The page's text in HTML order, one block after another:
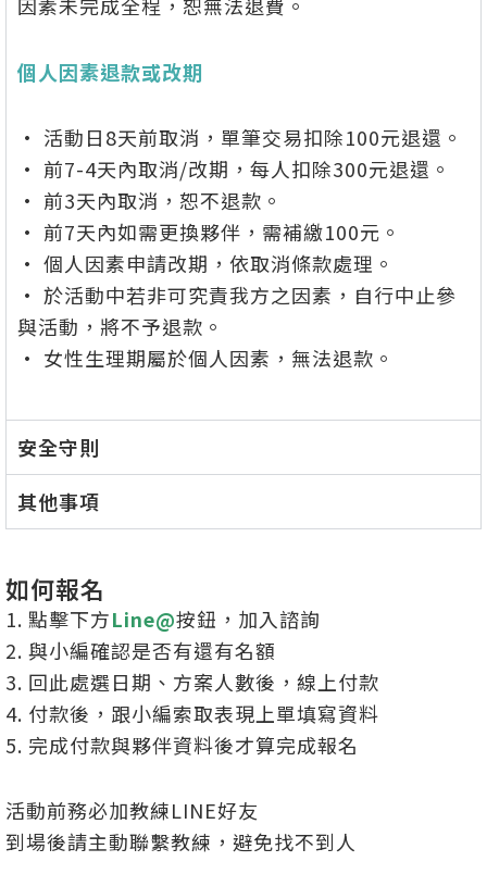
因素未完成全程，恕無法退費。
個人因素退款或改期
• 活動日8天前取消，單筆交易扣除100元退還。
• 前7-4天內取消/改期，每人扣除300元退還。
• 前3天內取消，恕不退款。
• 前7天內如需更換夥伴，需補繳100元。
• 個人因素申請改期，依取消條款處理。
• 於活動中若非可究責我方之因素，自行中止參
與活動，將不予退款。
• 女性生理期屬於個人因素，無法退款 。
安全守則
其他事項
如何報名
1. 點擊下方Line@按鈕，加入諮詢
2. 與小編確認是否有還有名額
3. 回此處選日期、方案人數後，線上付款
4. 付款後，跟小編索取表現上單填寫資料
5. 完成付款與夥伴資料後才算完成報名
活動前務必加教練LINE好友
到場後請主動聯繫教練，避免找不到人